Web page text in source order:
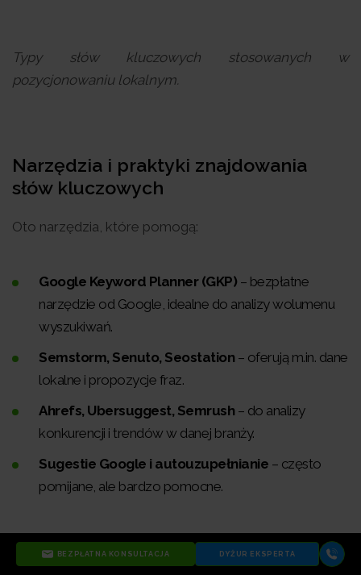
Typy słów kluczowych stosowanych w
pozycjonowaniu lokalnym.
Narzędzia i praktyki znajdowania
słów kluczowych
Oto narzędzia, które pomogą:
Google Keyword Planner (GKP) – bezpłatne
narzędzie od Google, idealne do analizy wolumenu
wyszukiwań.
Semstorm, Senuto, Seostation – oferują m.in. dane
lokalne i propozycje fraz.
Ahrefs, Ubersuggest, Semrush – do analizy
konkurencji i trendów w danej branży.
Sugestie Google i autouzupełnianie – często
pomijane, ale bardzo pomocne.
Są dwie dobre praktyki, które warto stosować,
BEZPŁATNA KONSULTACJA DYŻUR EKSPERTA